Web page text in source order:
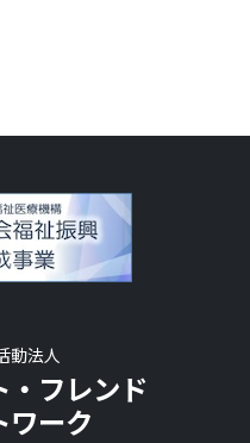
動法人
・フレンド
ワーク